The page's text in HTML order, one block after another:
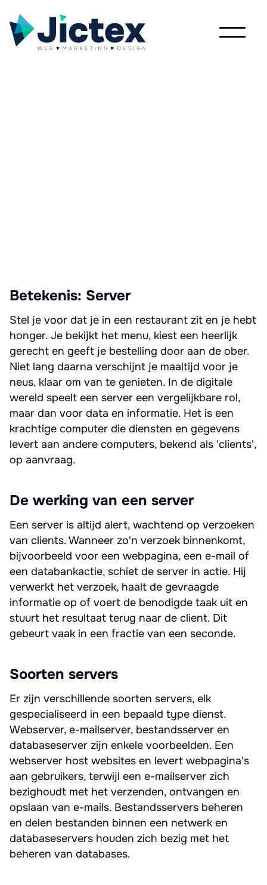
Betekenis: Server
Stel je voor dat je in een restaurant zit en je hebt
honger. Je bekijkt het menu, kiest een heerlijk
gerecht en geeft je bestelling door aan de ober.
Niet lang daarna verschijnt je maaltijd voor je
neus, klaar om van te genieten. In de digitale
wereld speelt een server een vergelijkbare rol,
maar dan voor data en informatie. Het is een
krachtige computer die diensten en gegevens
levert aan andere computers, bekend als 'clients',
op aanvraag.
De werking van een server
Een server is altijd alert, wachtend op verzoeken
van clients. Wanneer zo'n verzoek binnenkomt,
bijvoorbeeld voor een webpagina, een e-mail of
een databankactie, schiet de server in actie. Hij
verwerkt het verzoek, haalt de gevraagde
informatie op of voert de benodigde taak uit en
stuurt het resultaat terug naar de client. Dit
gebeurt vaak in een fractie van een seconde.
Soorten servers
Er zijn verschillende soorten servers, elk
gespecialiseerd in een bepaald type dienst.
Webserver, e-mailserver, bestandsserver en
databaseserver zijn enkele voorbeelden. Een
webserver host websites en levert webpagina's
aan gebruikers, terwijl een e-mailserver zich
bezighoudt met het verzenden, ontvangen en
opslaan van e-mails. Bestandsservers beheren
en delen bestanden binnen een netwerk en
databaseservers houden zich bezig met het
beheren van databases.